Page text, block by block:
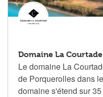
Domaine La Courtade
Le domaine La
de Porquerolles dans
domaine s'étend sur